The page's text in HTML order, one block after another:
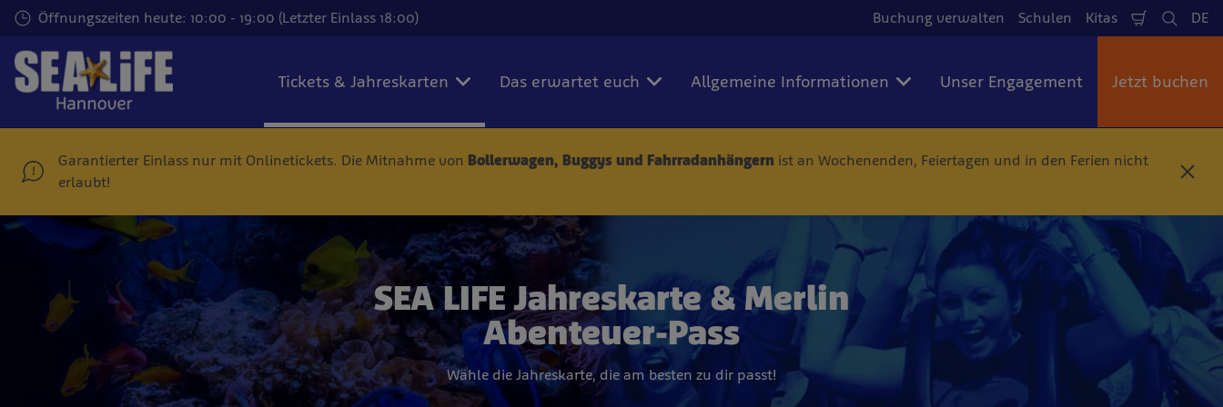
Zum
Hauptinhalt
springen
Öffnungszeiten heute: 10:00 - 19:00 (Letzter Einlass 18:00) Buchung verwalten Schulen Kitas Warenkorb
Suche
DE
Tickets & Jahreskarten Das erwartet euch Allgemeine Informationen Unser Engagement Jetzt buchen
Garantierter Einlass nur mit Onlinetickets. Die Mitnahme von Bollerwagen, Buggys und Fahrradanhängern ist an Wochenenden, Feiertagen und in den Ferien nicht
erlaubt!
S
h
ß
e
n
SEA LIFE Jahreskarte & Merlin
Abenteuer-Pass
Wähle die Jahreskarte, die am besten zu dir passt!